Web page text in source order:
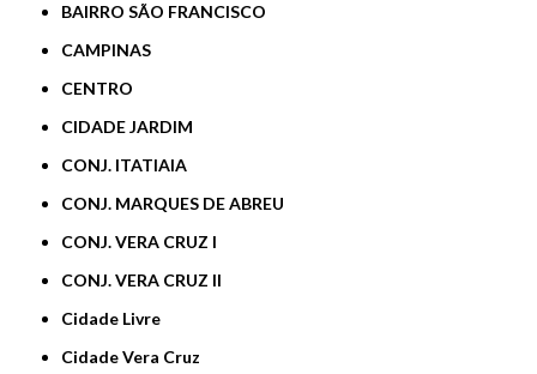
BAIRRO SÃO FRANCISCO
CAMPINAS
CENTRO
CIDADE JARDIM
CONJ. ITATIAIA
CONJ. MARQUES DE ABREU
CONJ. VERA CRUZ I
CONJ. VERA CRUZ II
Cidade Livre
Cidade Vera Cruz